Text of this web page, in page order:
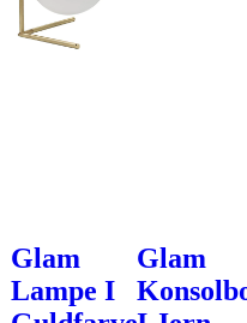
Glam
Lampe I
Glam